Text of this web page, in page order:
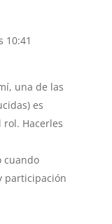
10:41
una de las
es
rol. Hacerles
cuando
participación